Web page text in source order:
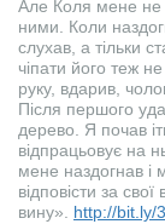
Але Коля мене не
ними. Коли
слухав, а тільки
чіпати його теж
руку, вдарив,
Після першого
дерево. Я почав
відпрацьовує на
мене наздогнав
відповісти за
вину». http://bit.ly/